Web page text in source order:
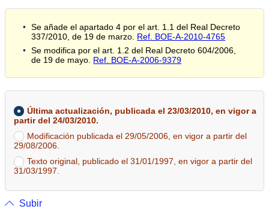
Se añade el apartado 4 por el art. 1.1 del Real Decreto
337/2010, de 19 de marzo. Ref. BOE-A-2010-4765
Se modifica por el art. 1.2 del Real Decreto 604/2006,
de 19 de mayo. Ref. BOE-A-2006-9379
Última actualización, publicada el 23/03/2010, en vigor a
partir del 24/03/2010.
Modificación publicada el 29/05/2006, en vigor a partir del
29/08/2006.
Texto original, publicado el 31/01/1997, en vigor a partir del
31/03/1997.
Subir